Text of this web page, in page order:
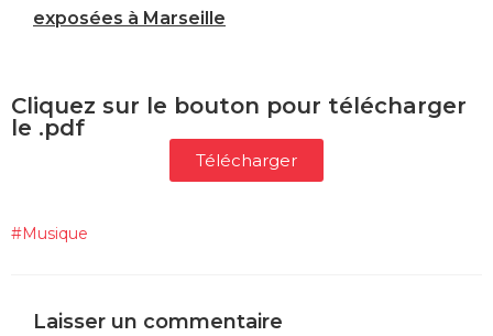
exposées à Marseille
Cliquez sur le bouton pour télécharger
le .pdf
Télécharger
#Musique
Laisser un commentaire